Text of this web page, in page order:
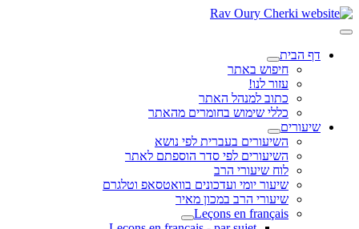
דף הבית
חיפוש באתר
עזור לנו!
כתוב למנהל האתר
כללי שימוש בחומרים מהאתר
שיעורים
השיעורים בעברית לפי נושא
השיעורים לפי סדר הוספתם לאתר
לוח שיעורי הרב
שיעור יומי ועדכונים בוואטסאפ וטלגרם
שיעורי הרב במכון מאיר
Leçons en français